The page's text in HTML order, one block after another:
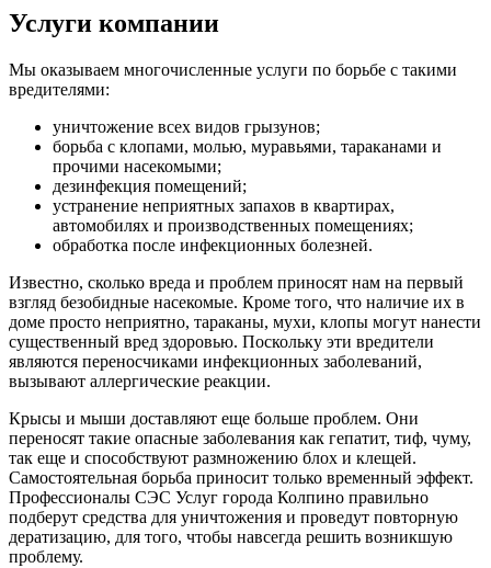
Услуги компании
Мы оказываем многочисленные услуги по борьбе с такими
вредителями:
уничтожение всех видов грызунов;
борьба с клопами, молью, муравьями, тараканами и
прочими насекомыми;
дезинфекция помещений;
устранение неприятных запахов в квартирах,
автомобилях и производственных помещениях;
обработка после инфекционных болезней.
Известно, сколько вреда и проблем приносят нам на первый
взгляд безобидные насекомые. Кроме того, что наличие их в
доме просто неприятно, тараканы, мухи, клопы могут нанести
существенный вред здоровью. Поскольку эти вредители
являются переносчиками инфекционных заболеваний,
вызывают аллергические реакции.
Крысы и мыши доставляют еще больше проблем. Они
переносят такие опасные заболевания как гепатит, тиф, чуму,
так еще и способствуют размножению блох и клещей.
Самостоятельная борьба приносит только временный эффект.
Профессионалы СЭС Услуг города Колпино правильно
подберут средства для уничтожения и проведут повторную
дератизацию, для того, чтобы навсегда решить возникшую
проблему.